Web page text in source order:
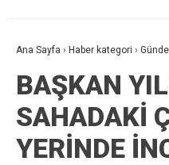
Ana Sayfa › Haber kategori ›
BAŞKAN
SAHADAKİ
YERİNDE